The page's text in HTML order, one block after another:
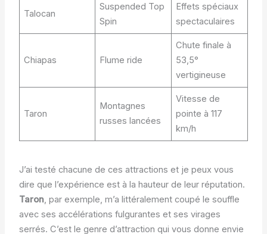
Talocan
Suspended Top
Spin
Effets spéciaux
spectaculaires
Chiapas Flume ride
Chute finale à
53,5°
vertigineuse
Taron
Montagnes
russes lancées
Vitesse de
pointe à 117
km/h
J’ai testé chacune de ces attractions et je peux vous
dire que l’expérience est à la hauteur de leur réputation.
Taron, par exemple, m’a littéralement coupé le souffle
avec ses accélérations fulgurantes et ses virages
serrés. C’est le genre d’attraction qui vous donne envie